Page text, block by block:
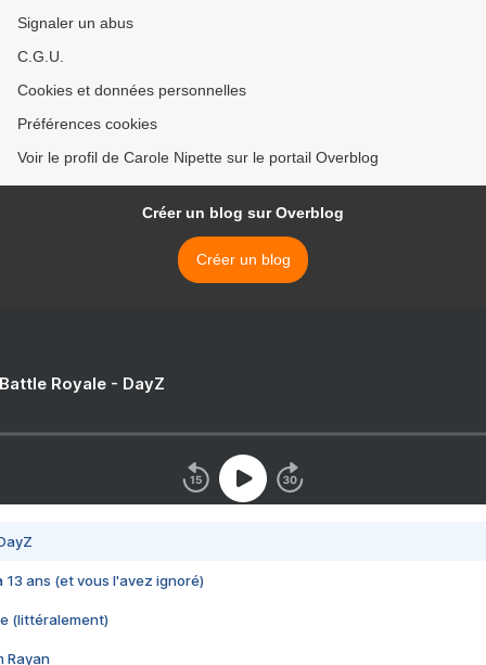
Signaler un abus
C.G.U.
Cookies et données personnelles
Préférences cookies
Voir le profil de Carole Nipette sur le portail Overblog
Créer un blog sur Overblog
Créer un blog
Royale - DayZ
13 ans (et vous l'avez ignoré)
(littéralement)
Rayan